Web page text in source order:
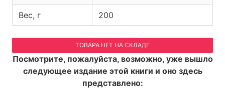
Вес, г 200
ТОВАРА НЕТ НА СКЛАДЕ
Посмотрите, пожалуйста, возможно, уже вышло
следующее издание этой книги и оно здесь
представлено: